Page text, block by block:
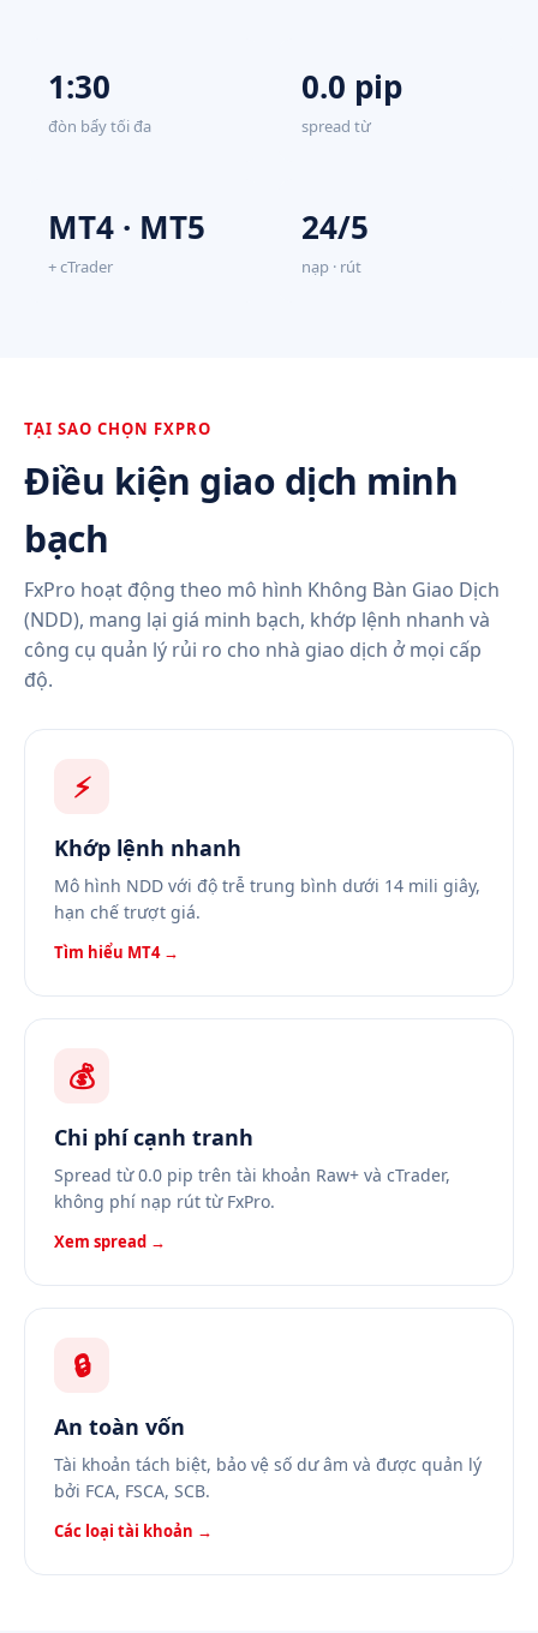
1:30
đòn bẩy tối đa
0.0 pip
spread từ
MT4 · MT5
+ cTrader
24/5
nạp · rút
TẠI SAO CHỌN FXPRO
Điều kiện giao dịch minh
bạch
FxPro hoạt động theo mô hình Không Bàn Giao Dịch
(NDD), mang lại giá minh bạch, khớp lệnh nhanh và
công cụ quản lý rủi ro cho nhà giao dịch ở mọi cấp
độ.
⚡
Khớp lệnh nhanh
Mô hình NDD với độ trễ trung bình dưới 14 mili giây,
hạn chế trượt giá.
Tìm hiểu MT4 →
💰
Chi phí cạnh tranh
Spread từ 0.0 pip trên tài khoản Raw+ và cTrader,
không phí nạp rút từ FxPro.
Xem spread →
🔒
An toàn vốn
Tài khoản tách biệt, bảo vệ số dư âm và được quản lý
bởi FCA, FSCA, SCB.
Các loại tài khoản →